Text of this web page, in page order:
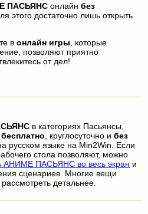
ПАСЬЯНСонлайн без
этого достаточно лишь открыть
в онлайн игры , которые
позволяют приятно
от дел!
в категориях Пасьянсы,
бесплатно , круглосуточно и без
русском языке на Min2Win. Если
стола позволяют, можно
ПАСЬЯНС во весь экран и
сценариев. Многие вещи
детальнее.